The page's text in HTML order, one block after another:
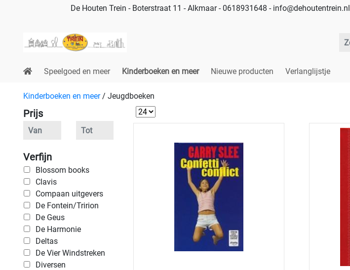
De Houten Trein - Boterstraat 11 - Alkmaar - 0618931648 - info@dehoutentrein.nl
Speelgoed en meer Kinderboeken en meer Nieuwe producten Verlanglijstje
Kinderboeken en meer / Jeugdboeken
Prijs
Verfijn
Blossom books
Clavis
Compaan uitgevers
De Fontein/Tririon
De Geus
De Harmonie
Deltas
De Vier Windstreken
Diversen